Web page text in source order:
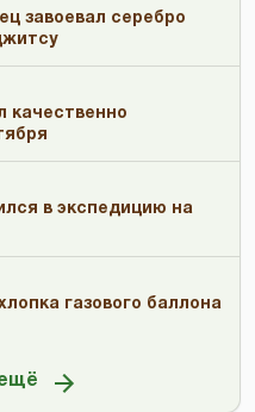
завоевал серебро
качественно
в экспедицию на
газового баллона